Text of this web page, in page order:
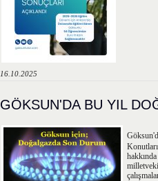
16.10.2025
GÖKSUN'DA BU YIL